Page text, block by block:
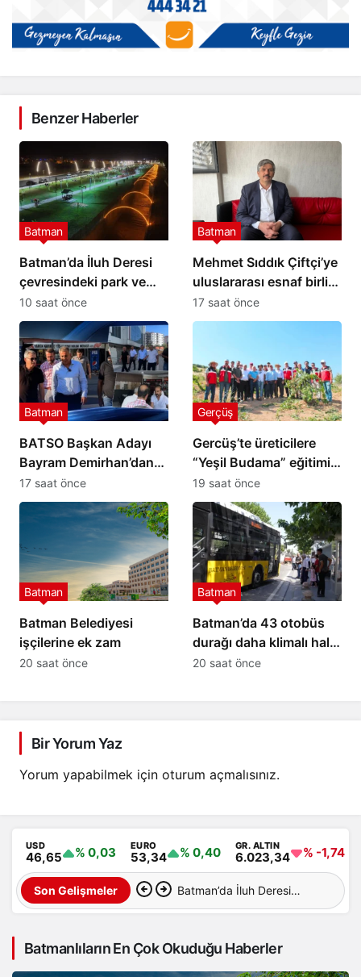
Benzer Haberler
Batman’da İluh Deresi
çevresindeki park ve
yollar hizmete açıldı
Batman
10 saat önce
Mehmet Sıddık Çiftçi’ye
uluslararası esnaf birliği
görevi
Batman
17 saat önce
BATSO Başkan Adayı
Bayram Demirhan’dan
yoğun saha mesaisi
Batman
17 saat önce
Gercüş’te üreticilere
“Yeşil Budama” eğitimi
verildi
Gerçüş
19 saat önce
Batman Belediyesi
işçilerine ek zam
Batman
20 saat önce
Batman’da 43 otobüs
durağı daha klimalı hale
getirilecek
Batman
20 saat önce
Bir Yorum Yaz
Yorum yapabilmek için oturum açmalısınız.
USD
46,65 % 0,03 EURO
53,34 % 0,40 GR. ALTIN
6.023,34 % -1,74
Son Gelişmeler Batman’da İluh Deresi
hizmete açıldı
Batmanlıların En Çok Okuduğu Haberler